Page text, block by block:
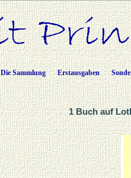
Die Sammlung Erstausgaben
1 Buch auf